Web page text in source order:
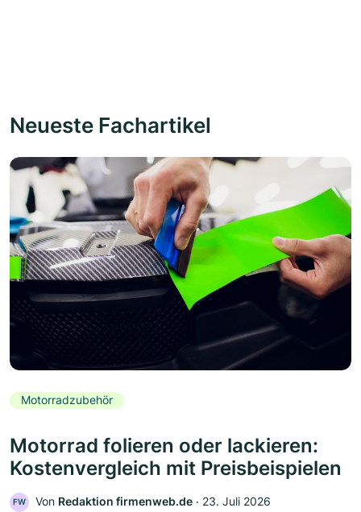
Neueste Fachartikel
Motorradzubehör
Motorrad folieren oder lackieren:
Kostenvergleich mit Preisbeispielen
FW Von Redaktion firmenweb.de ‧ 23. Juli 2026